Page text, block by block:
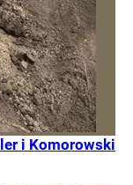
i Komorowski